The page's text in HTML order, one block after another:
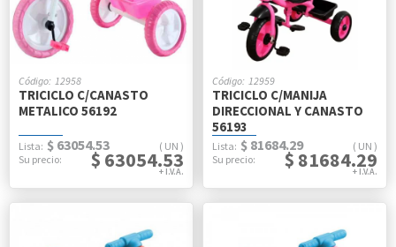
12958
TRICICLO C/CANASTO
METALICO 56192
UN
$ 63054.53
$ 63054.53
12959
TRICICLO C/MANIJA
DIRECCIONAL Y CANASTO
56193
UN
$ 81684.29
$ 81684.29